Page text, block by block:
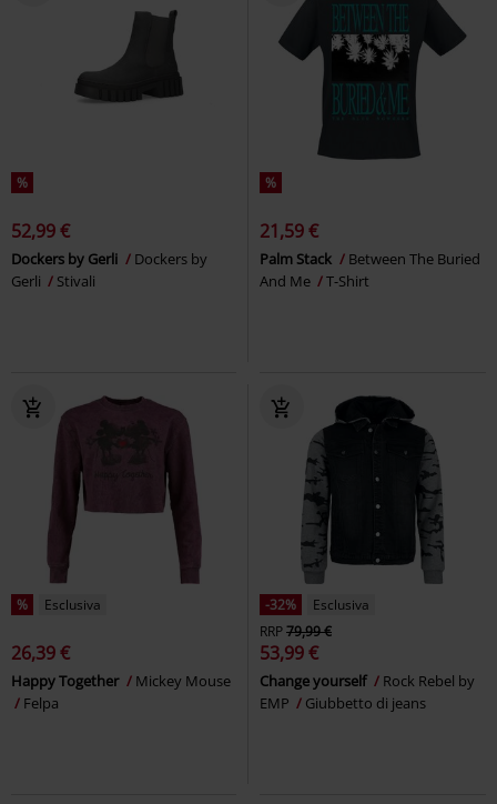
%
52,99 €
Dockers by Gerli
Dockers by
Gerli
Stivali
%
21,59 €
Palm Stack
Between The Buried
And Me
T-Shirt
% Esclusiva
26,39 €
Happy Together
Mickey Mouse
Felpa
-32%
Esclusiva
RRP79,99 €
53,99 €
Change yourself
Rock Rebel by
EMP
Giubbetto di jeans